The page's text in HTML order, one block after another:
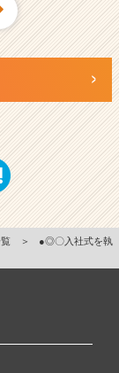
＞
●◎〇入社式を執